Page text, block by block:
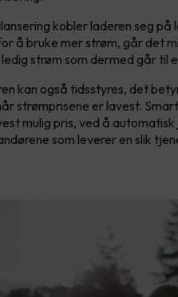
kobler laderen seg
å bruke mer strøm, går det
strøm som dermed går til
kan også tidsstyres, det
strømprisene er lavest.
mulig pris, ved å
som leverer en slik